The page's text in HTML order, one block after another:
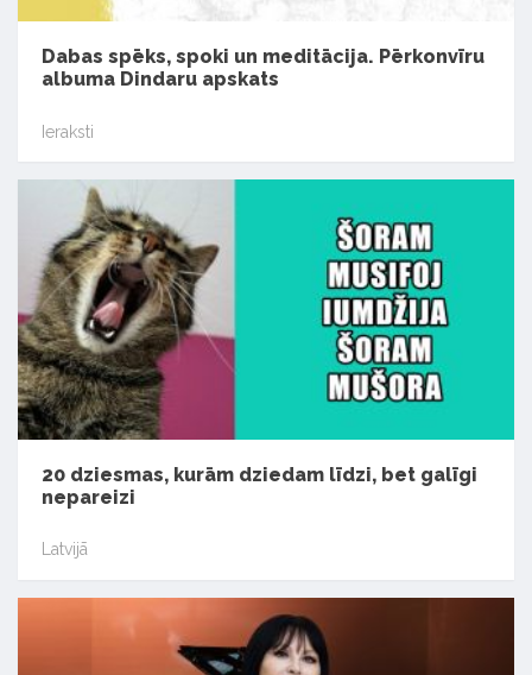
Dabas spēks, spoki un meditācija. Pērkonvīru
albuma Dindaru apskats
Ieraksti
20 dziesmas, kurām dziedam līdzi, bet galīgi
nepareizi
Latvijā